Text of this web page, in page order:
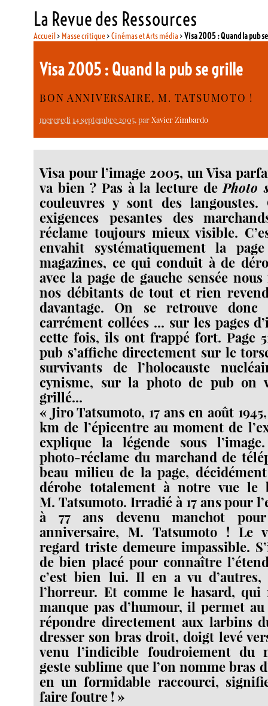
La Revue des Ressources
Accueil> Masse critique>Cinémas et Arts média >Visa 2005 : Quand la pub
Visa 2005 : Quand la pub se grille
BON ANNIVERSAIRE, M. TATSUMOTO !
mercredi 14 septembre 2005, parXavier Zimbardo
Visa pour l’image 2005, un Visa
va bien ? Pas à la lecture de Photo
couleuvres y sont des
exigences pesantes des
réclame toujours mieux visible.
envahit systématiquement la
magazines, ce qui conduit à de
avec la page de gauche sensée
nos débitants de tout et rien
davantage. On se retrouve donc
carrément collées ... sur les pages
cette fois, ils ont frappé fort. Page
pub s’affiche directement sur le
survivants de l’holocauste
cynisme, sur la photo de pub on
grillé...
« Jiro Tatsumoto, 17 ans en août
km de l’épicentre au moment de
explique la légende sous
photo-réclame du marchand de
beau milieu de la page,
dérobe totalement à notre vue le
M. Tatsumoto. Irradié à 17 ans pour
à 77 ans devenu manchot
anniversaire, M. Tatsumoto ! Le
regard triste demeure impassible.
de bien placé pour connaître
c’est bien lui. Il en a vu
l’horreur. Et comme le hasard, qui
manque pas d’humour, il permet
répondre directement aux larbins
dresser son bras droit, doigt levé
venu l’indicible foudroiement du
geste sublime que l’on nomme bras
en un formidable raccourci,
faire foutre ! »